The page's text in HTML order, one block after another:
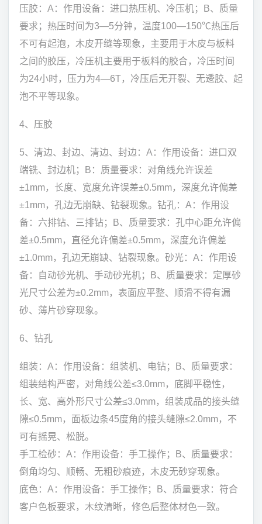
压胶：A：作用设备：进口热压机、冷压机；B、质量
要求；热压时间为3—5分钟，温度100—150℃热压后
不可有起泡，木皮开缝等现象，主要用于木皮与板料
之间的胶压，冷压机主要用于板料的胶合，冷压时间
为24小时，压力为4—6T，冷压后无开裂、无逶胶、起
泡不平等现象。
4、压胶
5、清边、封边、清边、封边：A：作用设备：进口双
端铣、封边机；B：质量要求：对角线允许误差
±1mm，长度、宽度允许误差±0.5mm，深度允许偏差
±1mm，孔边无崩缺、钻裂现象。钻孔：A：作用设
备：六排钻、三排钻；B、质量要求：孔中心距允许偏
差±0.5mm，直径允许偏差±0.5mm，深度允许偏差
±1.0mm，孔边无崩缺、钻裂现象。砂光：A：作用设
备：自动砂光机、手动砂光机；B、质量要求：定厚砂
光尺寸公差为±0.2mm，表面应平整、顺滑不得有漏
砂、薄片砂穿现象。
6、钻孔
组装：A：作用设备：组装机、电钻；B、质量要求：
组装结构严密，对角线公差≤3.0mm，底脚平稳性，
长、宽、高外形尺寸公差≤3.0mm，组装成品的接头缝
隙≤0.5mm，面板边条45度角的接头缝隙≤2.0mm，不
可有摇晃、松脱。
手工检砂：A：作用设备：手工操作；B、质量要求：
倒角均匀、顺畅、无粗砂痕迹，木皮无砂穿现象。
底色：A：作用设备：手工操作；B、质量要求：符合
客户色板要求，木纹清晰，修色后整体材色一致。